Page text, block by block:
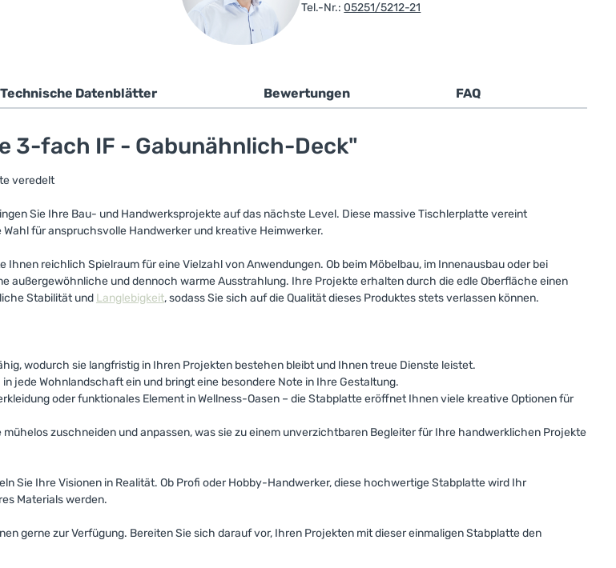
Tel.-Nr.: 05251/5212-21
Technische Datenblätter Bewertungen FAQ
3-fach IF - Gabunähnlich-Deck"
veredelt
Sie Ihre Bau- und Handwerksprojekte auf das nächste Level. Diese massive Tischlerplatte vereint
für anspruchsvolle Handwerker und kreative Heimwerker.
reichlich Spielraum für eine Vielzahl von Anwendungen. Ob beim Möbelbau, im Innenausbau oder bei
außergewöhnliche und dennoch warme Ausstrahlung. Ihre Projekte erhalten durch die edle Oberfläche einen
Stabilität und Langlebigkeit, sodass Sie sich auf die Qualität dieses Produktes stets verlassen können.
wodurch sie langfristig in Ihren Projekten bestehen bleibt und Ihnen treue Dienste leistet.
Wohnlandschaft ein und bringt eine besondere Note in Ihre Gestaltung.
oder funktionales Element in Wellness-Oasen – die Stabplatte eröffnet Ihnen viele kreative Optionen für
zuschneiden und anpassen, was sie zu einem unverzichtbaren Begleiter für Ihre handwerklichen Projekte
Sie Ihre Visionen in Realität. Ob Profi oder Hobby-Handwerker, diese hochwertige Stabplatte wird Ihr
Materials werden.
gerne zur Verfügung. Bereiten Sie sich darauf vor, Ihren Projekten mit dieser einmaligen Stabplatte den